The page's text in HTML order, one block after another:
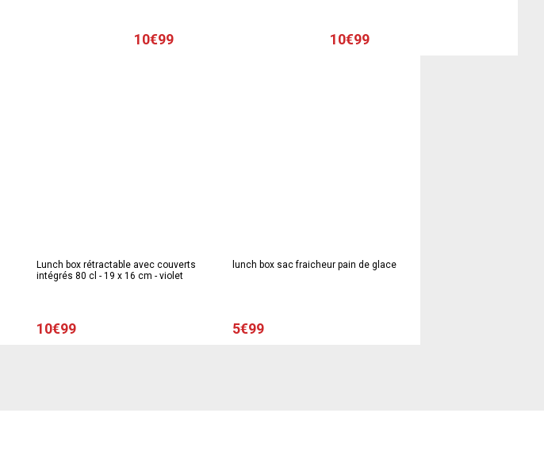
10€99 10€99
Lunch box rétractable avec couverts
intégrés 80 cl - 19 x 16 cm - violet
10€99
lunch box sac fraicheur pain de glace
5€99